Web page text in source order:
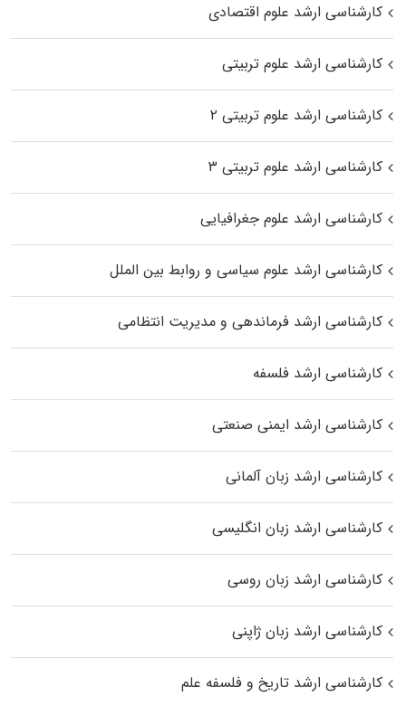
کارشناسی ارشد علوم اقتصادی
کارشناسی ارشد علوم تربیتی
کارشناسی ارشد علوم تربیتی ۲
کارشناسی ارشد علوم تربیتی ۳
کارشناسی ارشد علوم جغرافیایی
کارشناسی ارشد علوم سیاسی و روابط بین الملل
کارشناسی ارشد فرماندهی و مدیریت انتظامی
کارشناسی ارشد فلسفه
کارشناسی ارشد ایمنی صنعتی
کارشناسی ارشد زبان آلمانی
کارشناسی ارشد زبان انگلیسی
کارشناسی ارشد زبان روسی
کارشناسی ارشد زبان ژاپنی
کارشناسی ارشد تاریخ و فلسفه علم